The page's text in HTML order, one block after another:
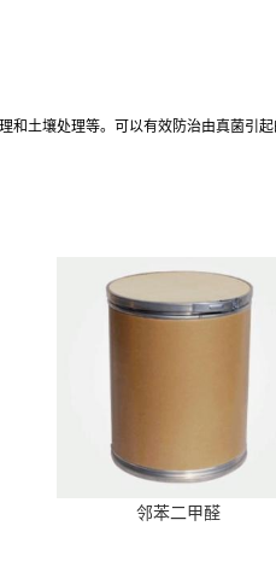
和土壤处理等。可以有效防治由真菌引
邻苯二甲醛